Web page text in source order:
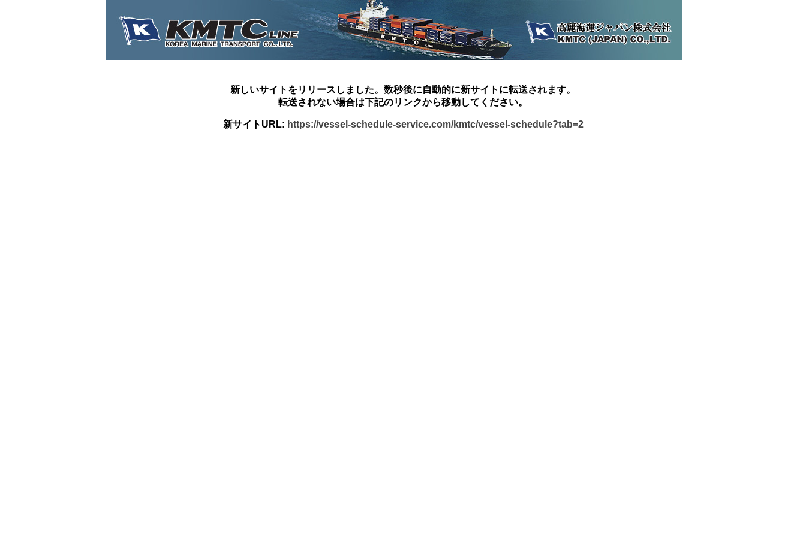
新しいサイトをリリースしました。数秒後に自動的に新サイトに転送されます。
転送されない場合は下記のリンクから移動してください。
新サイトURL: https://vessel-schedule-service.com/kmtc/vessel-schedule?tab=2